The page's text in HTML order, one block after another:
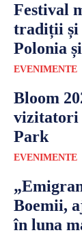
Festival
tradiții și
Polonia
EVENIMENTE
Bloom
vizitatori
Park
EVENIMENTE
Boemii,
în luna